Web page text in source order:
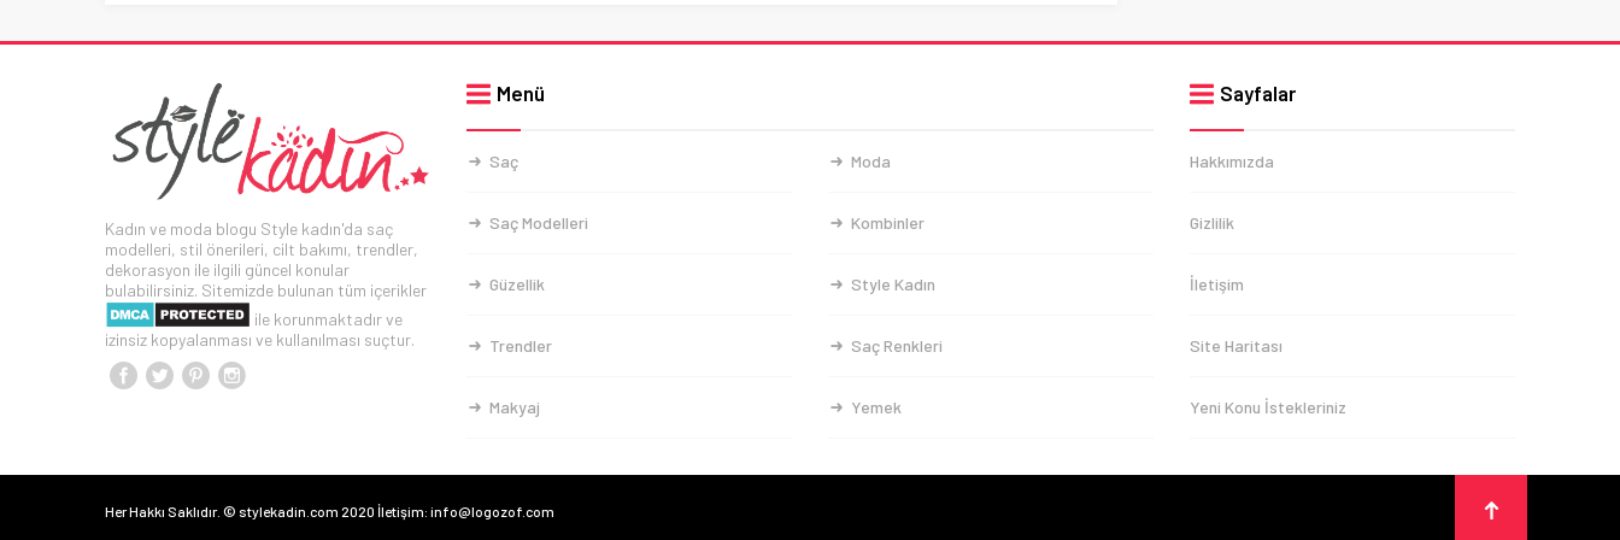
Kadın ve moda blogu Style kadın'da saç
modelleri, stil önerileri, cilt bakımı, trendler,
dekorasyon ile ilgili güncel konular
bulabilirsiniz. Sitemizde bulunan tüm içerikler
ile korunmaktadır ve
izinsiz kopyalanması ve kullanılması suçtur.
Menü
Saç Moda
Saç Modelleri Kombinler
Güzellik Style Kadın
Trendler Saç Renkleri
Makyaj Yemek
Sayfalar
Hakkımızda
Gizlilik
İletişim
Site Haritası
Yeni Konu İstekleriniz
Her Hakkı Saklıdır. © stylekadin.com 2020 İletişim: info@logozof.com